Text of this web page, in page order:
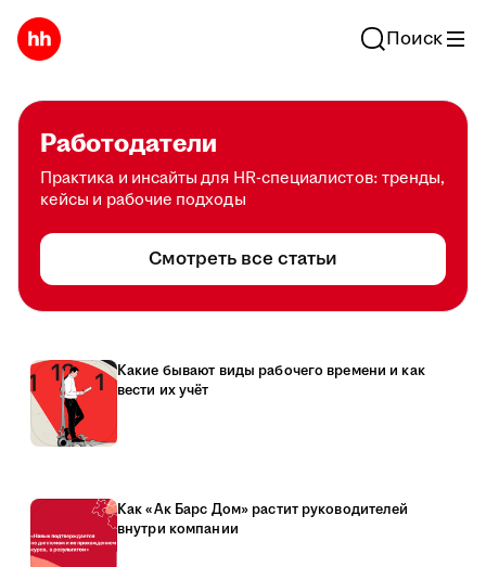
Поиск
Работодатели
Практика и инсайты для HR-специалистов: тренды,
кейсы и рабочие подходы
Смотреть все статьи
Какие бывают виды рабочего времени и как
вести их учёт
Как «Ак Барс Дом» растит руководителей
внутри компании